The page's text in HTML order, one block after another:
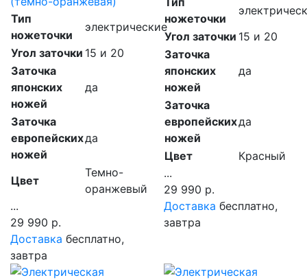
Тип
ножеточки
электрические
Угол заточки 15 и 20
Заточка
японских
ножей
да
Заточка
европейских
ножей
да
Цвет
Темно-
оранжевый
...
29 990 р.
Доставка бесплатно,
завтра
ножеточки
Угол заточки 15 и 20
Заточка
японских
ножей
да
Заточка
европейских
ножей
да
Цвет
Красный
...
29 990 р.
Доставка бесплатно,
завтра